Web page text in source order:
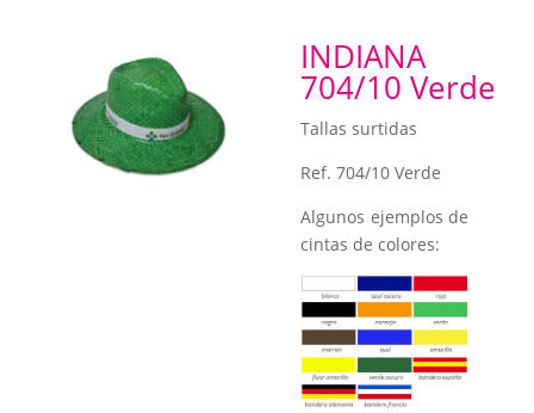
INDIANA
704/10 Verde
Tallas surtidas
Ref. 704/10 Verde
Algunos ejemplos de
cintas de colores: